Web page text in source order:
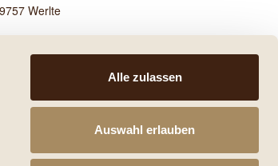
Alle zulassen
Auswahl erlauben
Werlte